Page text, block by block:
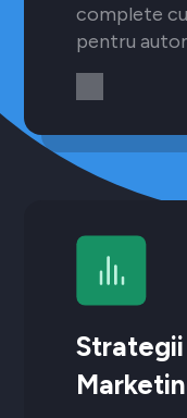
complete
pentru
Strategii